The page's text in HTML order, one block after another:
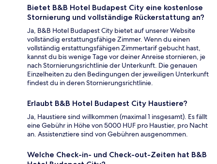
Bietet B&B Hotel Budapest City eine kostenlose
Stornierung und vollständige Rückerstattung an?
Ja, B&B Hotel Budapest City bietet auf unserer Website
vollständig erstattungsfähige Zimmer. Wenn du einen
vollständig erstattungsfähigen Zimmertarif gebucht hast,
kannst du bis wenige Tage vor deiner Anreise stornieren, je
nach Stornierungsrichtlinie der Unterkunft. Die genauen
Einzelheiten zu den Bedingungen der jeweiligen Unterkunft
findest du in deren Stornierungsrichtlinie.
Erlaubt B&B Hotel Budapest City Haustiere?
Ja, Haustiere sind willkommen (maximal 1 insgesamt). Es fällt
eine Gebühr in Höhe von 5000 HUF pro Haustier, pro Nacht
an. Assistenztiere sind von Gebühren ausgenommen.
Welche Check-in- und Check-out-Zeiten hat B&B